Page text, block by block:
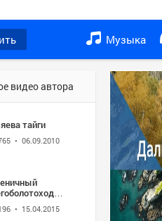
Музыка
видео автора
тайги
• 06.09.2010
с
на прицеп
• 15.04.2015